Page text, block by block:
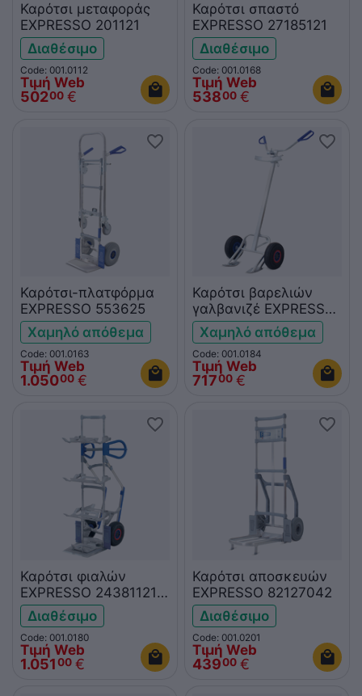
Καρότσι μεταφοράς
EXPRESSO 201121
Διαθέσιμο
Code: 001.0112
Τιμή Web
50200 €
Καρότσι σπαστό
EXPRESSO 27185121
Διαθέσιμο
Code: 001.0168
Τιμή Web
53800 €
Καρότσι-πλατφόρμα
EXPRESSO 553625
Χαμηλό απόθεμα
Code: 001.0163
Τιμή Web
1.05000 €
Καρότσι βαρελιών
γαλβανιζέ EXPRESSO
330121
Χαμηλό απόθεμα
Code: 001.0184
Τιμή Web
71700 €
Καρότσι φιαλών
EXPRESSO 24381121-
1228
Διαθέσιμο
Code: 001.0180
Τιμή Web
1.05100 €
Καρότσι αποσκευών
EXPRESSO 82127042
Διαθέσιμο
Code: 001.0201
Τιμή Web
43900 €